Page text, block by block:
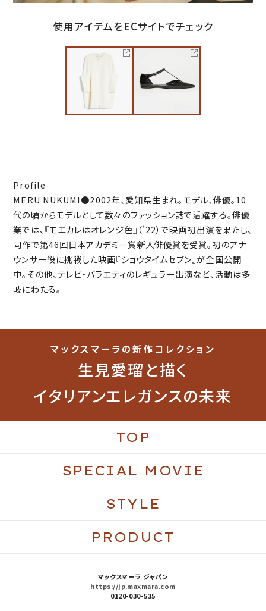
使用アイテムをECサイトでチェック
Profile
MERU NUKUMI●2002年、愛知県生まれ。モデル、俳優。10
代の頃からモデルとして数々のファッション誌で活躍する。俳優
業では、『モエカレはオレンジ色』（’22）で映画初出演を果たし、
同作で第46回日本アカデミー賞新人俳優賞を受賞。初のアナ
ウンサー役に挑戦した映画『ショウタイムセブン』が全国公開
中。その他、テレビ・バラエティのレギュラー出演など、活動は多
岐にわたる。
マックスマーラの新作コレクション
生見愛瑠と描く
イタリアンエレガンスの未来
TOP
SPECIAL MOVIE
STYLE
PRODUCT
マックスマーラ ジャパン
https://jp.maxmara.com
0120-030-535